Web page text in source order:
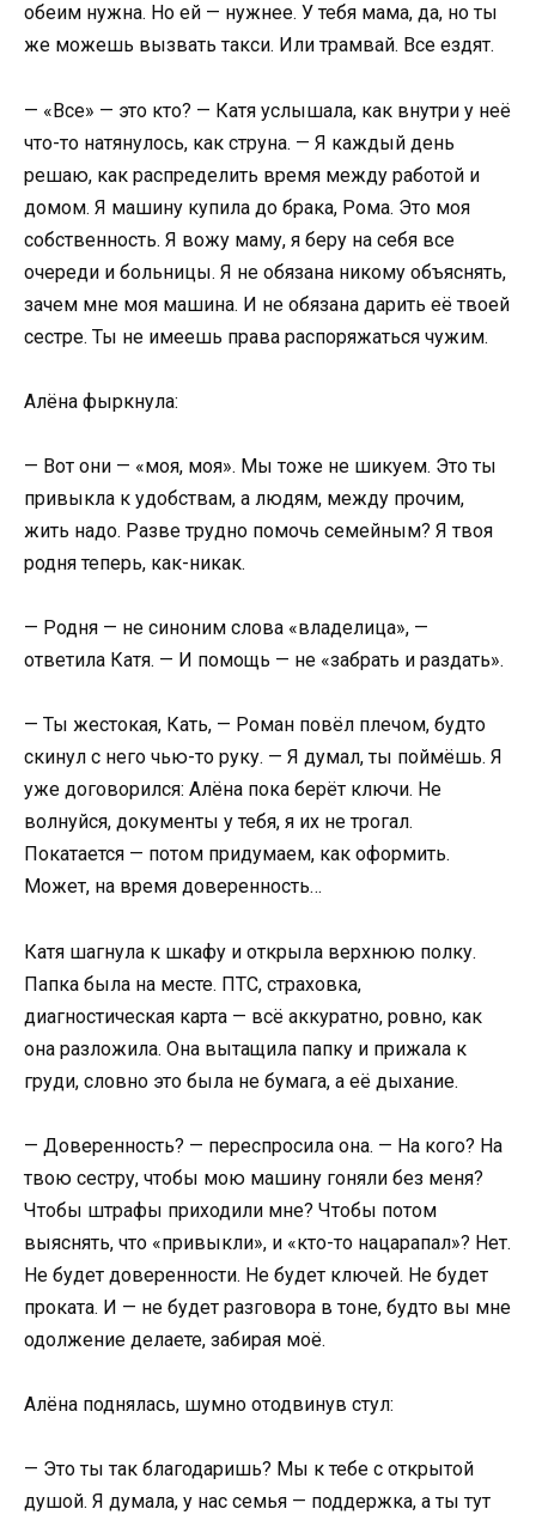
обеим нужна. Но ей — нужнее. У тебя мама, да, но ты
же можешь вызвать такси. Или трамвай. Все ездят.
— «Все» — это кто? — Катя услышала, как внутри у неё
что-то натянулось, как струна. — Я каждый день
решаю, как распределить время между работой и
домом. Я машину купила до брака, Рома. Это моя
собственность. Я вожу маму, я беру на себя все
очереди и больницы. Я не обязана никому объяснять,
зачем мне моя машина. И не обязана дарить её твоей
сестре. Ты не имеешь права распоряжаться чужим.
Алёна фыркнула:
— Вот они — «моя, моя». Мы тоже не шикуем. Это ты
привыкла к удобствам, а людям, между прочим,
жить надо. Разве трудно помочь семейным? Я твоя
родня теперь, как-никак.
— Родня — не синоним слова «владелица», —
ответила Катя. — И помощь — не «забрать и раздать».
— Ты жестокая, Кать, — Роман повёл плечом, будто
скинул с него чью-то руку. — Я думал, ты поймёшь. Я
уже договорился: Алёна пока берёт ключи. Не
волнуйся, документы у тебя, я их не трогал.
Покатается — потом придумаем, как оформить.
Может, на время доверенность…
Катя шагнула к шкафу и открыла верхнюю полку.
Папка была на месте. ПТС, страховка,
диагностическая карта — всё аккуратно, ровно, как
она разложила. Она вытащила папку и прижала к
груди, словно это была не бумага, а её дыхание.
— Доверенность? — переспросила она. — На кого? На
твою сестру, чтобы мою машину гоняли без меня?
Чтобы штрафы приходили мне? Чтобы потом
выяснять, что «привыкли», и «кто-то нацарапал»? Нет.
Не будет доверенности. Не будет ключей. Не будет
проката. И — не будет разговора в тоне, будто вы мне
одолжение делаете, забирая моё.
Алёна поднялась, шумно отодвинув стул:
— Это ты так благодаришь? Мы к тебе с открытой
душой. Я думала, у нас семья — поддержка, а ты тут